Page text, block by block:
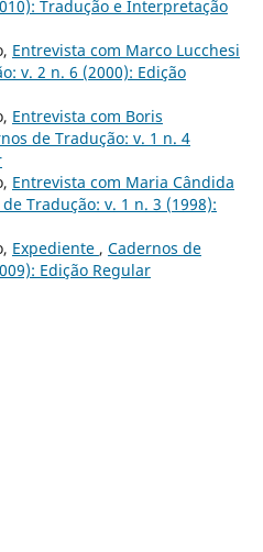
Tradução e Interpretação
Entrevista com Marco Lucchesi
v. 2 n. 6 (2000): Edição
Entrevista com Boris
de Tradução: v. 1 n. 4
Entrevista com Maria Cândida
Tradução: v. 1 n. 3 (1998):
Expediente , Cadernos de
Edição Regular